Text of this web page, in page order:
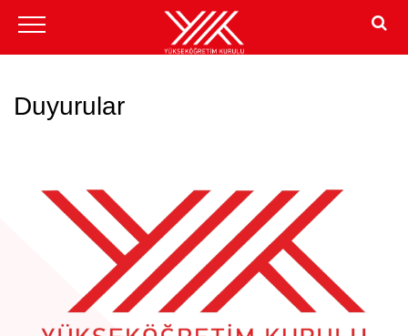
Duyurular